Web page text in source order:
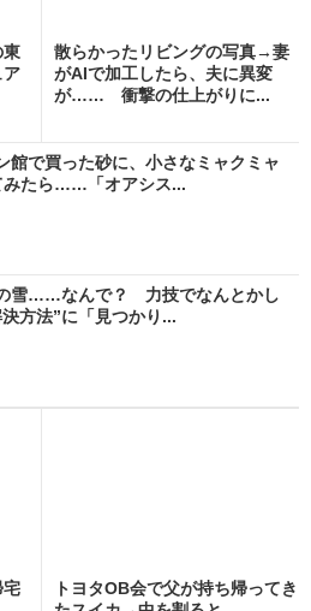
東
ア
散らかったリビングの写真→妻
がAIで加工したら、夫に異変
が…… 衝撃の仕上がりに...
館で買った砂に、小さなミャクミャ
みたら……「オアシス...
雪……なんで？ 力技でなんとかし
方法”に「見つかり...
トヨタOB会で父が持ち帰ってき